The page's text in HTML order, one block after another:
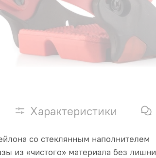
Характеристики
со стеклянным наполнителем
из «чистого» материала без